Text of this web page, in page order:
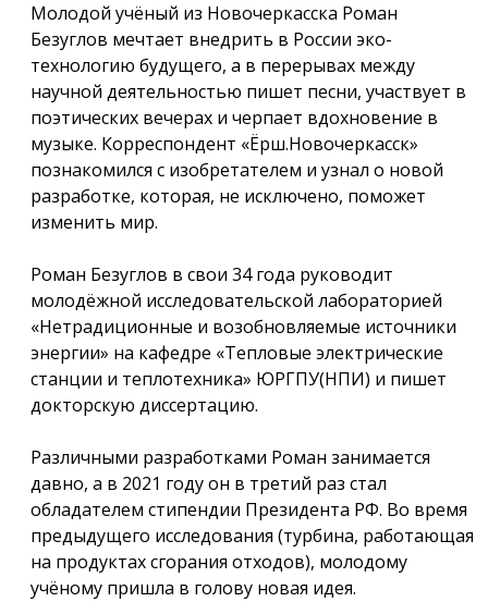
Молодой учёный из Новочеркасска Роман
Безуглов мечтает внедрить в России эко-
технологию будущего, а в перерывах между
научной деятельностью пишет песни, участвует в
поэтических вечерах и черпает вдохновение в
музыке. Корреспондент «Ёрш.Новочеркасск»
познакомился с изобретателем и узнал о новой
разработке, которая, не исключено, поможет
изменить мир.
Роман Безуглов в свои 34 года руководит
молодёжной исследовательской лабораторией
«Нетрадиционные и возобновляемые источники
энергии» на кафедре «Тепловые электрические
станции и теплотехника» ЮРГПУ(НПИ) и пишет
докторскую диссертацию.
Различными разработками Роман занимается
давно, а в 2021 году он в третий раз стал
обладателем стипендии Президента РФ. Во время
предыдущего исследования (турбина, работающая
на продуктах сгорания отходов), молодому
учёному пришла в голову новая идея.